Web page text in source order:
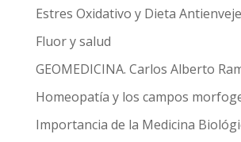
Estres Oxidativo y Dieta
Fluor y salud
GEOMEDICINA. Carlos Alberto
Homeopatía y los campos
Importancia de la Medicina